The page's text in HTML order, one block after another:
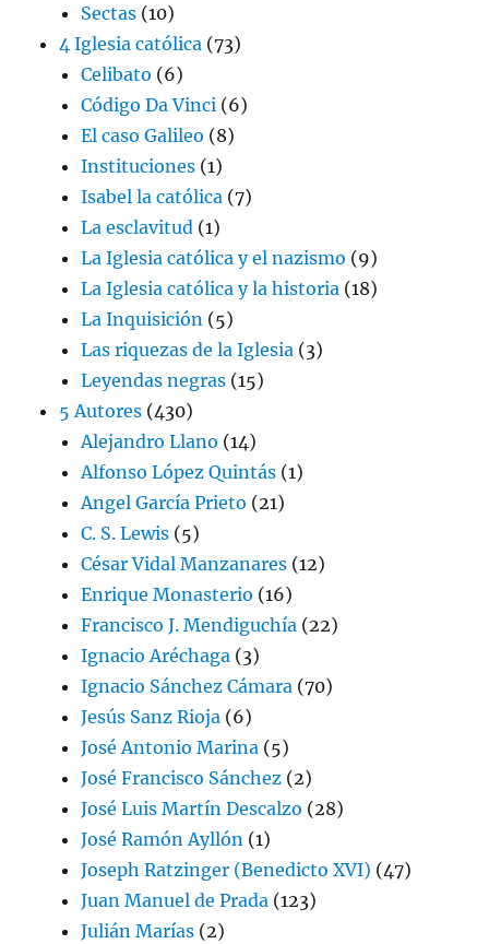
Sectas (10)
4 Iglesia católica (73)
Celibato (6)
Código Da Vinci (6)
El caso Galileo (8)
Instituciones (1)
Isabel la católica (7)
La esclavitud (1)
La Iglesia católica y el nazismo (9)
La Iglesia católica y la historia (18)
La Inquisición (5)
Las riquezas de la Iglesia (3)
Leyendas negras (15)
5 Autores (430)
Alejandro Llano (14)
Alfonso López Quintás (1)
Angel García Prieto (21)
C. S. Lewis (5)
César Vidal Manzanares (12)
Enrique Monasterio (16)
Francisco J. Mendiguchía (22)
Ignacio Aréchaga (3)
Ignacio Sánchez Cámara (70)
Jesús Sanz Rioja (6)
José Antonio Marina (5)
José Francisco Sánchez (2)
José Luis Martín Descalzo (28)
José Ramón Ayllón (1)
Joseph Ratzinger (Benedicto XVI) (47)
Juan Manuel de Prada (123)
Julián Marías (2)